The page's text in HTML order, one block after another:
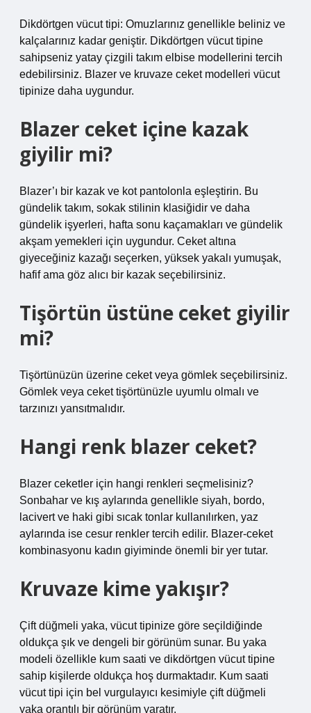
Dikdörtgen vücut tipi: Omuzlarınız genellikle beliniz ve
kalçalarınız kadar geniştir. Dikdörtgen vücut tipine
sahipseniz yatay çizgili takım elbise modellerini tercih
edebilirsiniz. Blazer ve kruvaze ceket modelleri vücut
tipinize daha uygundur.
Blazer ceket içine kazak
giyilir mi?
Blazer’ı bir kazak ve kot pantolonla eşleştirin. Bu
gündelik takım, sokak stilinin klasiğidir ve daha
gündelik işyerleri, hafta sonu kaçamakları ve gündelik
akşam yemekleri için uygundur. Ceket altına
giyeceğiniz kazağı seçerken, yüksek yakalı yumuşak,
hafif ama göz alıcı bir kazak seçebilirsiniz.
Tişörtün üstüne ceket giyilir
mi?
Tişörtünüzün üzerine ceket veya gömlek seçebilirsiniz.
Gömlek veya ceket tişörtünüzle uyumlu olmalı ve
tarzınızı yansıtmalıdır.
Hangi renk blazer ceket?
Blazer ceketler için hangi renkleri seçmelisiniz?
Sonbahar ve kış aylarında genellikle siyah, bordo,
lacivert ve haki gibi sıcak tonlar kullanılırken, yaz
aylarında ise cesur renkler tercih edilir. Blazer-ceket
kombinasyonu kadın giyiminde önemli bir yer tutar.
Kruvaze kime yakışır?
Çift düğmeli yaka, vücut tipinize göre seçildiğinde
oldukça şık ve dengeli bir görünüm sunar. Bu yaka
modeli özellikle kum saati ve dikdörtgen vücut tipine
sahip kişilerde oldukça hoş durmaktadır. Kum saati
vücut tipi için bel vurgulayıcı kesimiyle çift düğmeli
yaka orantılı bir görünüm yaratır.